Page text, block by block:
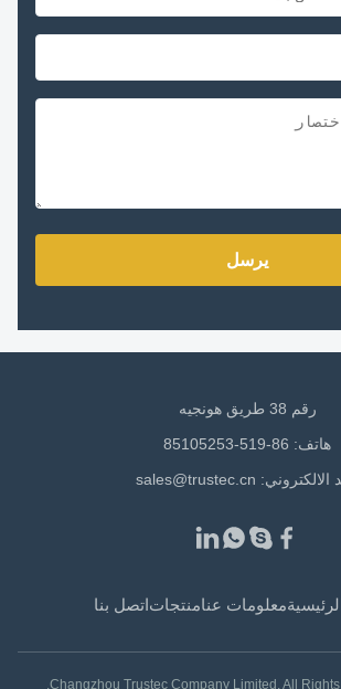
يرسل
sales@trustec.cn
معلومات عنامنتجاتاتصل بنا